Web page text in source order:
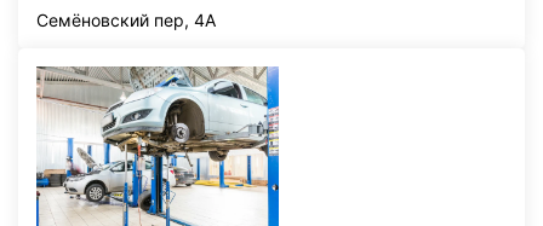
Семёновский пер, 4А